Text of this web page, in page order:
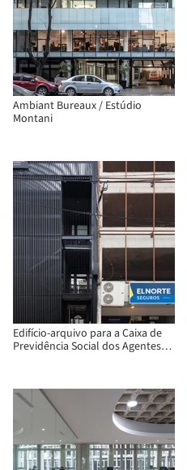
Ambiant Bureaux / Estúdio
Montani
Edifício-arquivo para a Caixa de
Previdência Social dos Agentes